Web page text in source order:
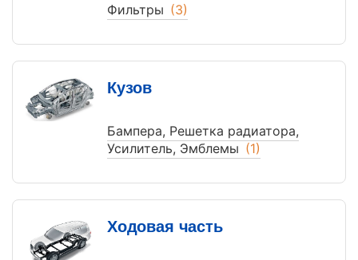
Фильтры (3)
Кузов
Бампера, Решетка радиатора,
Усилитель, Эмблемы (1)
Ходовая часть